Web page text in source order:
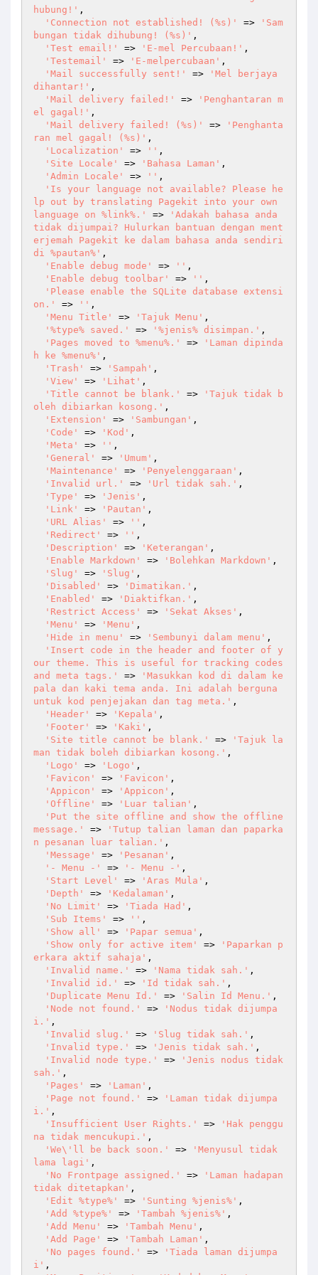
hubung!' ,
'Connection not established! (%s)'
=>
'Sam
bungan tidak dihubung! (%s)' ,
'Test email!'
=> 'E-mel Percubaan!' ,
'Testemail'
=> 'E-melpercubaan' ,
'Mail successfully sent!'
=>
'Mel berjaya
dihantar!' ,
'Mail delivery failed!'
=>
'Penghantaran m
el gagal!' ,
'Mail delivery failed! (%s)'
=>
'Penghanta
ran mel gagal! (%s)' ,
'Localization'
=> '' ,
'Site Locale'
=> 'Bahasa Laman' ,
'Admin Locale'
=> '' ,
'Is your language not available? Please he
lp out by translating Pagekit into your own
language on %link%.'
=>
'Adakah bahasa anda
tidak dijumpai? Hulurkan bantuan dengan ment
erjemah Pagekit ke dalam bahasa anda sendiri
di %pautan%' ,
'Enable debug mode'
=> '' ,
'Enable debug toolbar'
=> '' ,
'Please enable the SQLite database extensi
on.'
=> '' ,
'Menu Title'
=> 'Tajuk Menu' ,
'%type% saved.'
=> '%jenis% disimpan.' ,
'Pages moved to %menu%.'
=>
'Laman dipinda
h ke %menu%' ,
'Trash'
=> 'Sampah' ,
'View'
=> 'Lihat' ,
'Title cannot be blank.'
=>
'Tajuk tidak b
oleh dibiarkan kosong.' ,
'Extension'
=> 'Sambungan' ,
'Code'
=> 'Kod' ,
'Meta'
=> '' ,
'General'
=> 'Umum' ,
'Maintenance'
=> 'Penyelenggaraan' ,
'Invalid url.'
=> 'Url tidak sah.' ,
'Type'
=> 'Jenis' ,
'Link'
=> 'Pautan' ,
'URL Alias'
=> '' ,
'Redirect'
=> '' ,
'Description'
=> 'Keterangan' ,
'Enable Markdown'
=> 'Bolehkan Markdown' ,
'Slug'
=> 'Slug' ,
'Disabled'
=> 'Dimatikan.' ,
'Enabled'
=> 'Diaktifkan.' ,
'Restrict Access'
=> 'Sekat Akses' ,
'Menu'
=> 'Menu' ,
'Hide in menu'
=> 'Sembunyi dalam menu' ,
'Insert code in the header and footer of y
our theme. This is useful for tracking codes
and meta tags.'
=>
'Masukkan kod di dalam ke
pala dan kaki tema anda. Ini adalah berguna
untuk kod penjejakan dan tag meta.' ,
'Header'
=> 'Kepala' ,
'Footer'
=> 'Kaki' ,
'Site title cannot be blank.'
=>
'Tajuk la
man tidak boleh dibiarkan kosong.' ,
'Logo'
=> 'Logo' ,
'Favicon'
=> 'Favicon' ,
'Appicon'
=> 'Appicon' ,
'Offline'
=> 'Luar talian' ,
'Put the site offline and show the offline
message.'
=>
'Tutup talian laman dan paparka
n pesanan luar talian.' ,
'Message'
=> 'Pesanan' ,
'- Menu -'
=> '- Menu -' ,
'Start Level'
=> 'Aras Mula' ,
'Depth'
=> 'Kedalaman' ,
'No Limit'
=> 'Tiada Had' ,
'Sub Items'
=> '' ,
'Show all'
=> 'Papar semua' ,
'Show only for active item'
=>
'Paparkan p
erkara aktif sahaja' ,
'Invalid name.'
=> 'Nama tidak sah.' ,
'Invalid id.'
=> 'Id tidak sah.' ,
'Duplicate Menu Id.'
=> 'Salin Id Menu.' ,
'Node not found.'
=>
'Nodus tidak dijumpa
i.' ,
'Invalid slug.'
=> 'Slug tidak sah.' ,
'Invalid type.'
=> 'Jenis tidak sah.' ,
'Invalid node type.'
=>
'Jenis nodus tidak
sah.' ,
'Pages'
=> 'Laman' ,
'Page not found.'
=>
'Laman tidak dijumpa
i.' ,
'Insufficient User Rights.'
=>
'Hak penggu
na tidak mencukupi.' ,
'We\'ll be back soon.'
=>
'Menyusul tidak
lama lagi' ,
'No Frontpage assigned.'
=>
'Laman hadapan
tidak ditetapkan' ,
'Edit %type%'
=> 'Sunting %jenis%' ,
'Add %type%'
=> 'Tambah %jenis%' ,
'Add Menu'
=> 'Tambah Menu' ,
'Add Page'
=> 'Tambah Laman' ,
'No pages found.'
=>
'Tiada laman dijumpa
i' ,